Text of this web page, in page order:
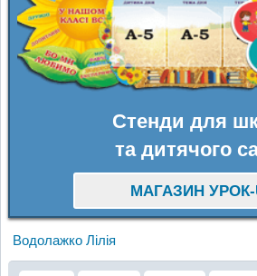
Стенди для
та дитячого
МАГАЗИН УРОК-
Водолажко Лілія